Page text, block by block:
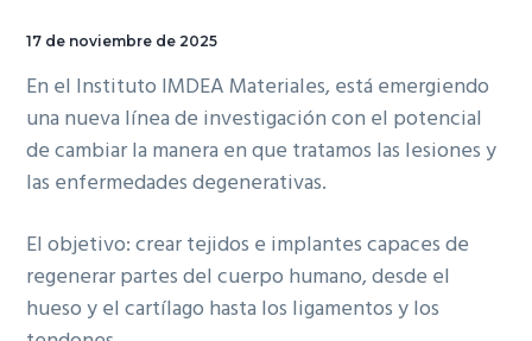
17 de noviembre de 2025
En el Instituto IMDEA Materiales, está emergiendo
una nueva línea de investigación con el potencial
de cambiar la manera en que tratamos las lesiones y
las enfermedades degenerativas.
El objetivo: crear tejidos e implantes capaces de
regenerar partes del cuerpo humano, desde el
hueso y el cartílago hasta los ligamentos y los